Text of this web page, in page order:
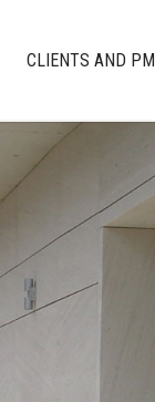
CLIENTS AND PM